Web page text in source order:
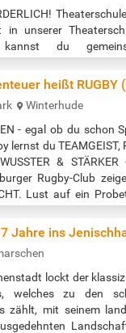
in unserer
du
Am Ende des
Wer? Für
10:00 bis 13:00 Uhr
heißt RUGBY
Winterhude
- egal ob du schon
lernst du TEAMGEIST,
&
Rugby-Club
Lust auf ein
11:30-13:00
Jahre ins
lockt der
welches zu den
zählt, mit seinem